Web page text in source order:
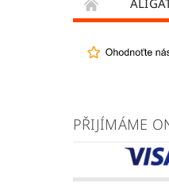
WITHINGS
PŘIJÍMÁME